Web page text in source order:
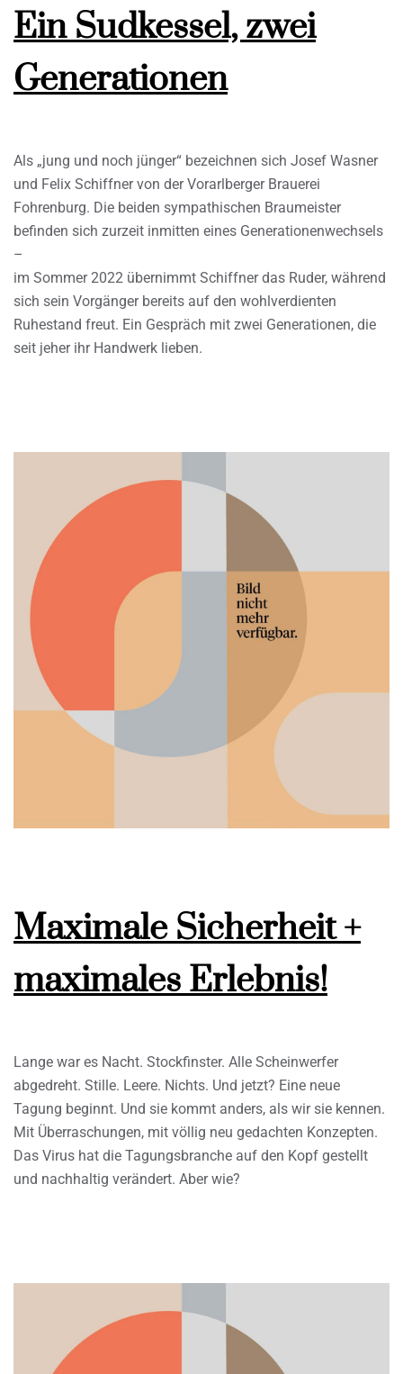
Ein Sudkessel, zwei
Generationen
Als „jung und noch jünger“ bezeichnen sich Josef Wasner
und Felix Schiffner von der Vorarlberger Brauerei
Fohrenburg. Die beiden sympathischen Braumeister
befinden sich zurzeit inmitten eines Generationenwechsels
–
im Sommer 2022 übernimmt Schiffner das Ruder, während
sich sein Vorgänger bereits auf den wohlverdienten
Ruhestand freut. Ein Gespräch mit zwei Generationen, die
seit jeher ihr Handwerk lieben.
Maximale Sicherheit +
maximales Erlebnis!
Lange war es Nacht. Stockfinster. Alle Scheinwerfer
abgedreht. Stille. Leere. Nichts. Und jetzt? Eine neue
Tagung beginnt. Und sie kommt anders, als wir sie kennen.
Mit Überraschungen, mit völlig neu gedachten Konzepten.
Das Virus hat die Tagungsbranche auf den Kopf gestellt
und nachhaltig verändert. Aber wie?